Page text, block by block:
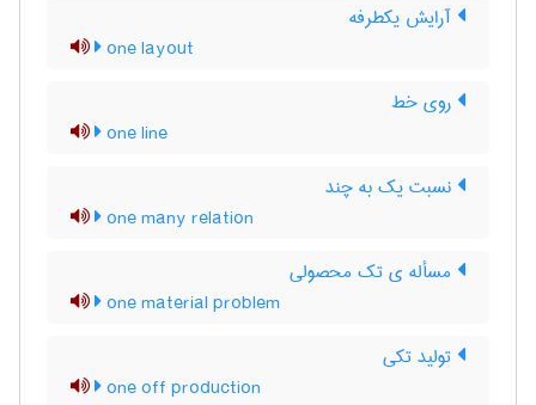
آرایش یکطرفه
one layout
روی خط
one line
نسبت یک به چند
one many relation
مسأله ی تک محصولی
one material problem
تولید تکی
one off production